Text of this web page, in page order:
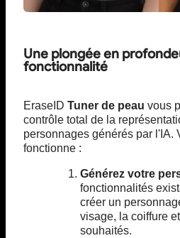
Une plongée en
fonctionnalité
EraseID Tuner de peau vous
contrôle total de la
personnages générés par l'IA.
fonctionne :
Générez votre
fonctionnalités
créer un
visage, la coiffure
souhaités.